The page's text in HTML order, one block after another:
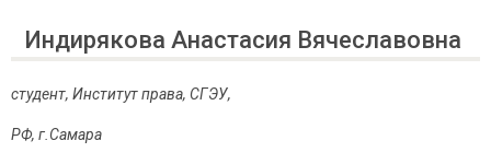
Индирякова Анастасия Вячеславовна
студент, Институт права, СГЭУ,
РФ, г Самара